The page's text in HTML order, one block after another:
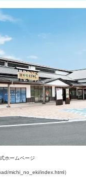
ホームページ
michi_no_eki/index.html）